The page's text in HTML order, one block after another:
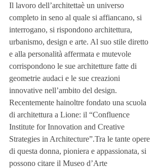
Il lavoro dell’architettaè un universo
completo in seno al quale si affiancano, si
interrogano, si rispondono architettura,
urbanismo, design e arte. Al suo stile diretto
e alla personalità affermata e mutevole
corrispondono le sue architetture fatte di
geometrie audaci e le sue creazioni
innovative nell’ambito del design.
Recentemente hainoltre fondato una scuola
di architettura a Lione: il “Confluence
Institute for Innovation and Creative
Strategies in Architecture”.Tra le tante opere
di questa donna, pioniera e appassionata, si
possono citare il Museo d’Arte